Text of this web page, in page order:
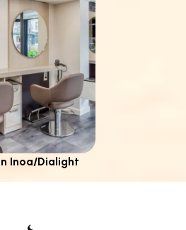
Inoa/Dialight